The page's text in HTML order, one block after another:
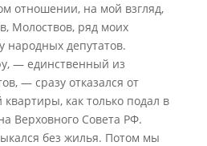
отношении, на мой взгляд,
Молоствов, ряд моих
народных депутатов.
— единственный из
— сразу отказался от
квартиры, как только подал в
Верховного Совета РФ.
без жилья. Потом мы